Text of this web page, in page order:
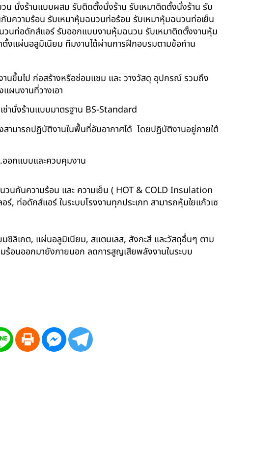
วน นั่งร้านแบบผสม รับติดตั้งนั่งร้าน รับเหมาติดตั้งนั่งร้าน รับ
ความร้อน รับเหมาหุ้มฉนวนท่อร้อน รับเหมาหุ้มฉนวนท่อเย็น
วนท่อดักส์แอร์ รับออกแบบงานหุ้มฉนวน รับเหมาติดตั้งงานหุ้ม
แผ่นอลูมิเนียม ทีมงานได้ผ่านการฝึกอบรมตามข้อกำน
นขึ้นไป ก่อสร้างหรือซ่อมแซม และ วางวัสดุ อุปกรณ์ รวมถึง
ผนงานที่วางเอา
านั่งร้านแบบมาตรฐาน BS-Standard
มารถปฏิบัติงานในพื้นที่อับอากาศได้ โดยปฏิบัติงานอยู่ภายใต้
อกแบบและควบคุมงาน
วนกันความร้อน และ ความเย็น ( HOT & COLD Insulation
ท่อดักส์แอร์ ในระบบโรงงานทุกประเภท สามารถหุ้มใยแก้วเซ
ลิเกต, แผ่นอลูมิเนียม, สแตนเลส, สังกะสี และวัสดุอื่นๆ ตาม
ร้อนออกมายังภายนอก ลดการสูญเสียพลังงานในระบบ